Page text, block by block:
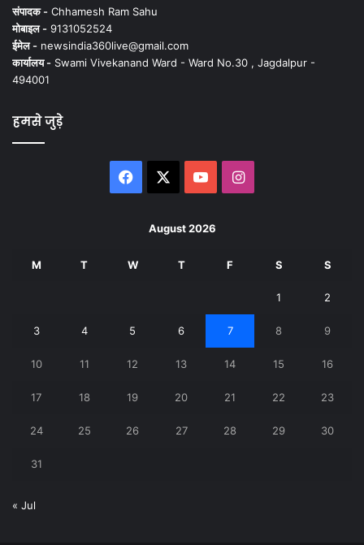
संपादक - Chhamesh Ram Sahu
मोबाइल - 9131052524
ईमेल - newsindia360live@gmail.com
कार्यालय - Swami Vivekanand Ward - Ward No.30 , Jagdalpur -
494001
हमसे जुड़े
Facebook YouTubeInstagram
August 2026
M T W T F S S
1 2
3 4 5 6 7 8 9
10 11 12 13 14 15 16
17 18 19 20 21 22 23
24 25 26 27 28 29 30
31
« Jul